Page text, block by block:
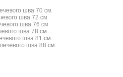
шва 70 см.
шва 72 см.
шва 76 см.
шва 78 см.
шва 81 см.
шва 88 см.